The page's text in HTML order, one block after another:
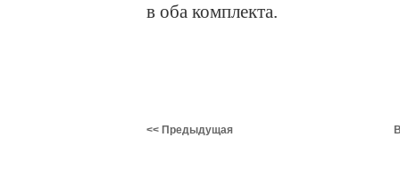
в оба комплекта.
<< Предыдущая